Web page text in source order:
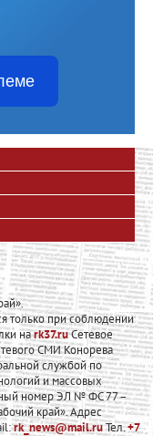
только при соблюдении
наrk37.ruСетевое
СМИ Конорева
службой по
и массовых
номер ЭЛ № ФС 77 –
край». Адрес
rk_news@mail.ruТел.+7